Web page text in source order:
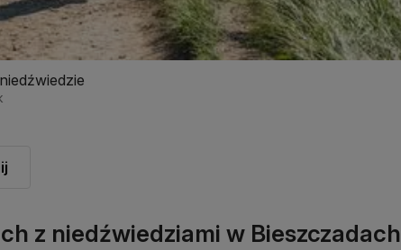
z niedźwiedziami w Bieszczadach